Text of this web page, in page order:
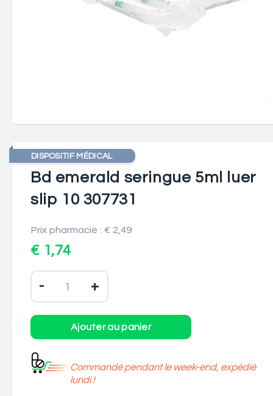
DISPOSITIF MÉDICAL
Bd emerald seringue 5ml luer
slip 10 307731
Prix pharmacie : € 2,49
€ 1,74
- +
Commandé pendant le week-end, expédié
lundi !